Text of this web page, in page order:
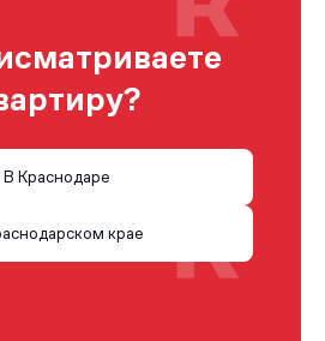
В Краснодаре
крае